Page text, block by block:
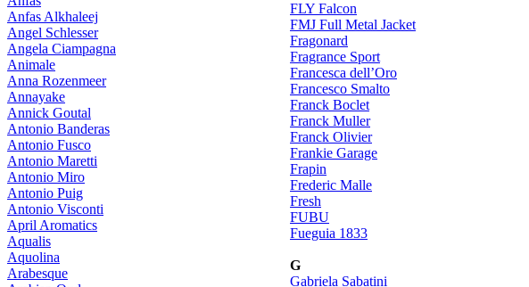
Anfas Alkhaleej
Angel Schlesser
Angela Ciampagna
Animale
Anna Rozenmeer
Annayake
Annick Goutal
Antonio Banderas
Antonio Fusco
Antonio Maretti
Antonio Miro
Antonio Puig
Antonio Visconti
April Aromatics
Aqualis
Aquolina
Arabesque
FLY Falcon
FMJ Full Metal Jacket
Fragonard
Fragrance Sport
Francesca dell’Oro
Francesco Smalto
Franck Boclet
Franck Muller
Franck Olivier
Frankie Garage
Frapin
Frederic Malle
Fresh
FUBU
Fueguia 1833
G
Gabriela Sabatini